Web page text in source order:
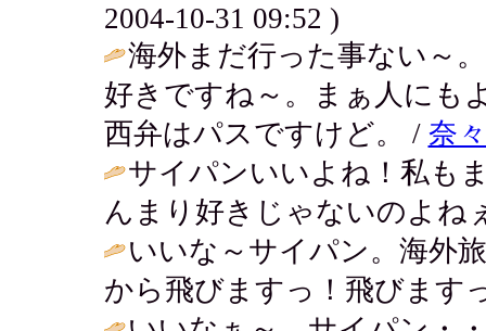
2004-10-31 09:52 )
海外まだ行った事ない～
好きですね～。まぁ人にも
西弁はパスですけど。 / 奈
サイパンいいよね！私も
んまり好きじゃないのよね
いいな～サイパン。海外
から飛びますっ！飛びます